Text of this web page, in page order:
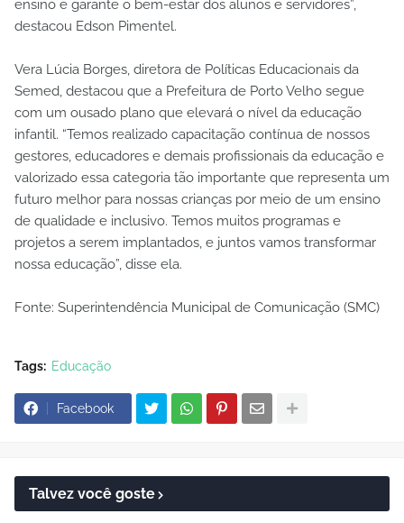
ensino e garante o bem-estar dos alunos e servidores”,
destacou Edson Pimentel.
Vera Lúcia Borges, diretora de Políticas Educacionais da
Semed, destacou que a Prefeitura de Porto Velho segue
com um ousado plano que elevará o nível da educação
infantil. “Temos realizado capacitação contínua de nossos
gestores, educadores e demais profissionais da educação e
valorizado essa categoria tão importante que representa um
futuro melhor para nossas crianças por meio de um ensino
de qualidade e inclusivo. Temos muitos programas e
projetos a serem implantados, e juntos vamos transformar
nossa educação”, disse ela.
Fonte: Superintendência Municipal de Comunicação (SMC)
Tags: Educação
Facebook
Talvez você goste